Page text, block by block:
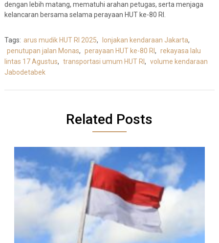
dengan lebih matang, mematuhi arahan petugas, serta menjaga
kelancaran bersama selama perayaan HUT ke-80 RI.
Tags: arus mudik HUT RI 2025, lonjakan kendaraan Jakarta,
penutupan jalan Monas, perayaan HUT ke-80 RI, rekayasa lalu
lintas 17 Agustus, transportasi umum HUT RI, volume kendaraan
Jabodetabek
Related Posts